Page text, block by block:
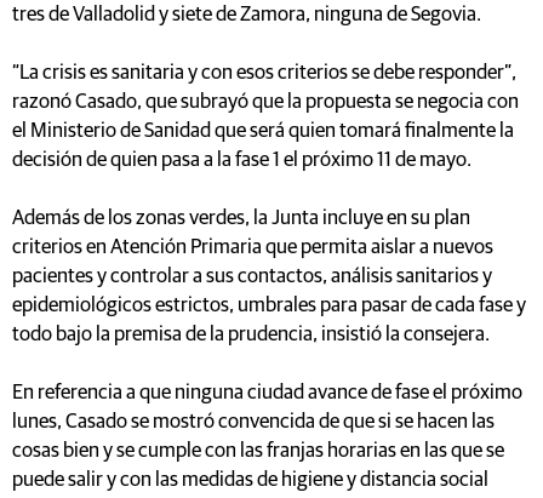
tres de Valladolid y siete de Zamora, ninguna de Segovia.
“La crisis es sanitaria y con esos criterios se debe responder”,
razonó Casado, que subrayó que la propuesta se negocia con
el Ministerio de Sanidad que será quien tomará finalmente la
decisión de quien pasa a la fase 1 el próximo 11 de mayo.
Además de los zonas verdes, la Junta incluye en su plan
criterios en Atención Primaria que permita aislar a nuevos
pacientes y controlar a sus contactos, análisis sanitarios y
epidemiológicos estrictos, umbrales para pasar de cada fase y
todo bajo la premisa de la prudencia, insistió la consejera.
En referencia a que ninguna ciudad avance de fase el próximo
lunes, Casado se mostró convencida de que si se hacen las
cosas bien y se cumple con las franjas horarias en las que se
puede salir y con las medidas de higiene y distancia social